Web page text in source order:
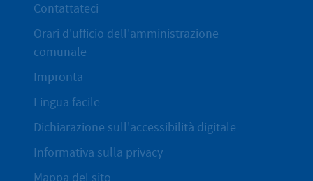
Contattateci
Orari d'ufficio dell'amministrazione
comunale
Impronta
Lingua facile
Dichiarazione sull'accessibilità digitale
Informativa sulla privacy